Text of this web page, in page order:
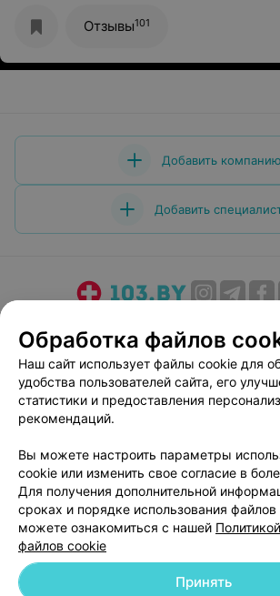
Отзывы101
Добавить компанию
Добавить
Медицинский маркетинг
Пользовательское соглашение
Вакансии
Партнеры
Написать руководителю
Персональные настройки
Обработка персональных
Обработка файлов
Наш сайт использует файлы cookie для
удобства пользователей сайта, его
статистики и предоставления
рекомендаций.
Вы можете настроить параметры
cookie или изменить свое согласие в
Для получения дополнительной
сроках и порядке использования
можете ознакомиться с нашей
файлов cookie
Принять